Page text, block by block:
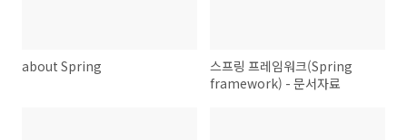
about Spring
스프링 프레임워크(Spring
framework) - 문서자료